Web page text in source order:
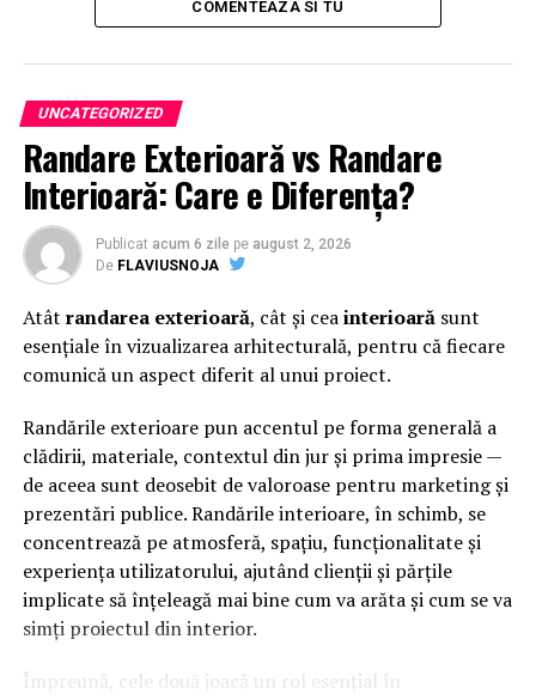
COMENTEAZA SI TU
UNCATEGORIZED
Randare Exterioară vs Randare
Interioară: Care e Diferența?
Publicat acum 6 zile pe august 2, 2026
De FLAVIUSNOJA
Atât randarea exterioară, cât și ceainterioarăsunt
esențiale în vizualizarea arhitecturală, pentru că fiecare
comunică un aspect diferit al unui proiect.
Randările exterioare pun accentul pe forma generală a
clădirii, materiale, contextul din jur și prima impresie —
de aceea sunt deosebit de valoroase pentru marketing și
prezentări publice. Randările interioare, în schimb, se
concentrează pe atmosferă, spațiu, funcționalitate și
experiența utilizatorului, ajutând clienții și părțile
implicate să înțeleagă mai bine cum va arăta și cum se va
simți proiectul din interior.
Împreună, cele două joacă un rol esențial în